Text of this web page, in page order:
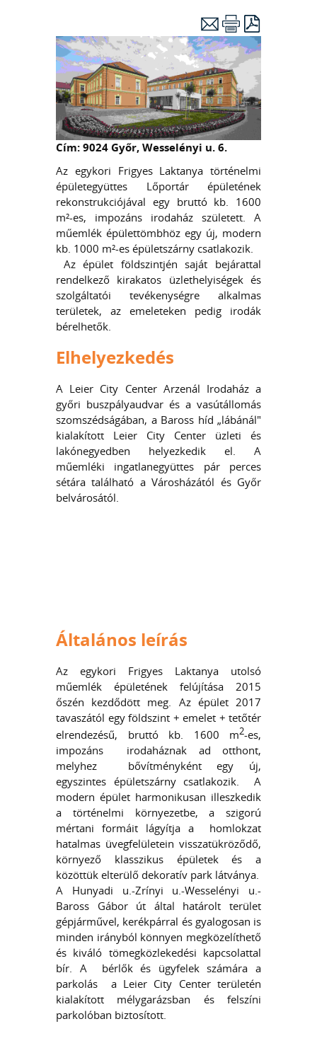
Cím: 9024 Győr, Wesselényi u. 6.
Az egykori Frigyes Laktanya történelmi
épületegyüttes Lőportár épületének
rekonstrukciójával egy bruttó kb. 1600
m²-es, impozáns irodaház született. A
műemlék épülettömbhöz egy új, modern
kb. 1000 m²-es épületszárny csatlakozik.
Az épület földszintjén saját bejárattal
rendelkező kirakatos üzlethelyiségek és
szolgáltatói tevékenységre alkalmas
területek, az emeleteken pedig irodák
bérelhetők.
Elhelyezkedés
A Leier City Center Arzenál Irodaház a
győri buszpályaudvar és a vasútállomás
szomszédságában, a Baross híd „lábánál"
kialakított Leier City Center üzleti és
lakónegyedben helyezkedik el. A
műemléki ingatlanegyüttes pár perces
sétára található a Városházától és Győr
belvárosától.
Általános leírás
Az egykori Frigyes Laktanya utolsó
műemlék épületének felújítása 2015
őszén kezdődött meg. Az épület 2017
tavaszától egy földszint + emelet + tetőtér
elrendezésű, bruttó kb. 1600 m2-es,
impozáns irodaháznak ad otthont,
melyhez bővítményként egy új,
egyszintes épületszárny csatlakozik. A
modern épület harmonikusan illeszkedik
a történelmi környezetbe, a szigorú
mértani formáit lágyítja a homlokzat
hatalmas üvegfelületein visszatükröződő,
környező klasszikus épületek és a
közöttük elterülő dekoratív park látványa.
A Hunyadi u.-Zrínyi u.-Wesselényi u.-
Baross Gábor út által határolt terület
gépjárművel, kerékpárral és gyalogosan is
minden irányból könnyen megközelíthető
és kiváló tömegközlekedési kapcsolattal
bír. A bérlők és ügyfelek számára a
parkolás a Leier City Center területén
kialakított mélygarázsban és felszíni
parkolóban biztosított.